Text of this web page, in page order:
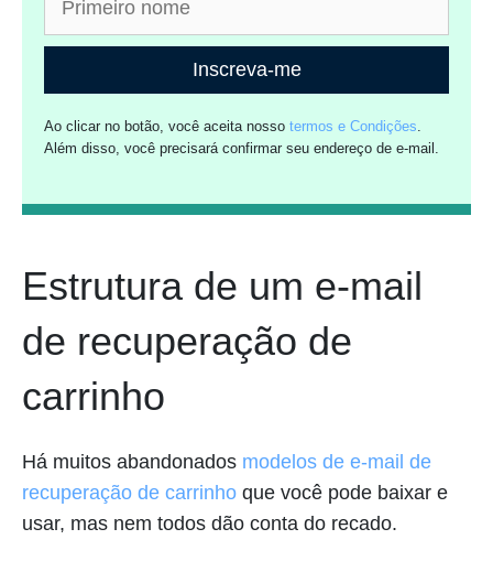
Inscreva-me
Ao clicar no botão, você aceita nossotermos e Condições.
Além disso, você precisará confirmar seu endereço de e-mail.
Estrutura de um e-mail
de recuperação de
carrinho
Há muitos abandonados modelos de e-mail de
recuperação de carrinho que você pode baixar e
usar, mas nem todos dão conta do recado.